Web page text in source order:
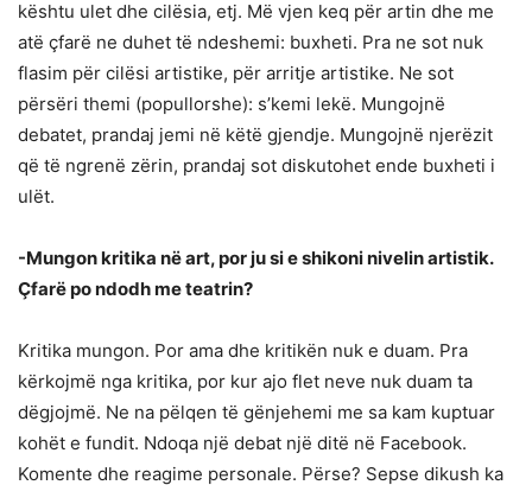
kështu ulet dhe cilësia, etj. Më vjen keq për artin dhe me
atë çfarë ne duhet të ndeshemi: buxheti. Pra ne sot nuk
flasim për cilësi artistike, për arritje artistike. Ne sot
përsëri themi (popullorshe): s’kemi lekë. Mungojnë
debatet, prandaj jemi në këtë gjendje. Mungojnë njerëzit
që të ngrenë zërin, prandaj sot diskutohet ende buxheti i
ulët.
-Mungon kritika në art, por ju si e shikoni nivelin artistik.
Çfarë po ndodh me teatrin?
Kritika mungon. Por ama dhe kritikën nuk e duam. Pra
kërkojmë nga kritika, por kur ajo flet neve nuk duam ta
dëgjojmë. Ne na pëlqen të gënjehemi me sa kam kuptuar
kohët e fundit. Ndoqa një debat një ditë në Facebook.
Komente dhe reagime personale. Përse? Sepse dikush ka